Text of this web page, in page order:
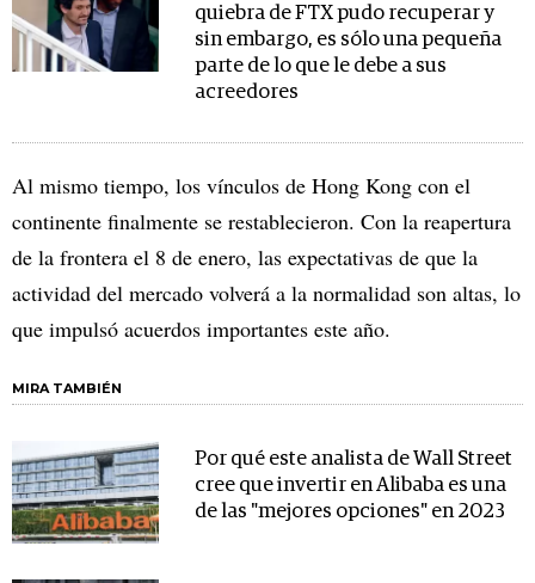
quiebra de FTX pudo recuperar y
sin embargo, es sólo una pequeña
parte de lo que le debe a sus
acreedores
Al mismo tiempo, los vínculos de Hong Kong con el
continente finalmente se restablecieron. Con la reapertura
de la frontera el 8 de enero, las expectativas de que la
actividad del mercado volverá a la normalidad son altas, lo
que impulsó acuerdos importantes este año.
MIRA TAMBIÉN
Por qué este analista de Wall Street
cree que invertir en Alibaba es una
de las "mejores opciones" en 2023